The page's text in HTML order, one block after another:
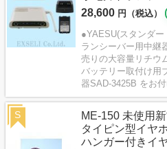
28,600 円（税込）
●YAESU(スタンダ
ランシーバー用中継
売りの大容量リチウ
バッテリー取付け用
器SAD-3425B をお
ME-150 未使用
タイピン型イヤ
ハンガー付きイ
S